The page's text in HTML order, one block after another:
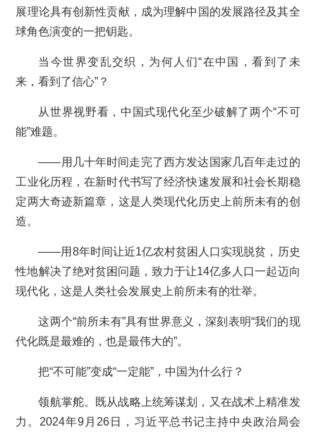
展理论具有创新性贡献，成为理解中国的发展路径及其全
球角色演变的一把钥匙。
当今世界变乱交织，为何人们“在中国，看到了未
来，看到了信心”？
从世界视野看，中国式现代化至少破解了两个“不可
能”难题。
——用几十年时间走完了西方发达国家几百年走过的
工业化历程，在新时代书写了经济快速发展和社会长期稳
定两大奇迹新篇章，这是人类现代化历史上前所未有的创
造。
——用8年时间让近1亿农村贫困人口实现脱贫，历史
性地解决了绝对贫困问题，致力于让14亿多人口一起迈向
现代化，这是人类社会发展史上前所未有的壮举。
这两个“前所未有”具有世界意义，深刻表明“我们的现
代化既是最难的，也是最伟大的”。
把“不可能”变成“一定能”，中国为什么行？
领航掌舵。既从战略上统筹谋划，又在战术上精准发
力。2024年9月26日，习近平总书记主持中央政治局会